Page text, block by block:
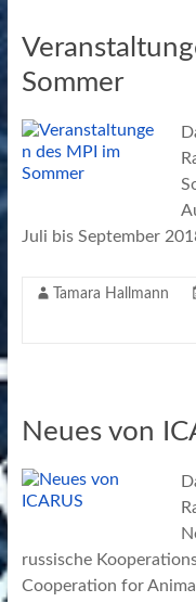
Sommer
Juli bis September
Tamara Hallmann
Neues von
russische
Cooperation for